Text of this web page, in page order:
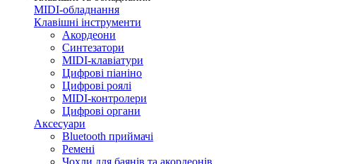
MIDI-обладнання
Клавішні інструменти
Акордеони
Синтезатори
MIDI-клавіатури
Цифрові піаніно
Цифрові роялі
MIDI-контролери
Цифрові органи
Аксесуари
Bluetooth приймачі
Ремені
Чохли для баянів та акордеонів